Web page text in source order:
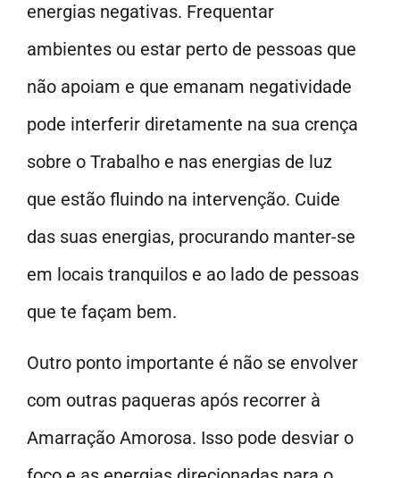
energias negativas. Frequentar
ambientes ou estar perto de pessoas que
não apoiam e que emanam negatividade
pode interferir diretamente na sua crença
sobre o Trabalho e nas energias de luz
que estão fluindo na intervenção. Cuide
das suas energias, procurando manter-se
em locais tranquilos e ao lado de pessoas
que te façam bem.
Outro ponto importante é não se envolver
com outras paqueras após recorrer à
Amarração Amorosa. Isso pode desviar o